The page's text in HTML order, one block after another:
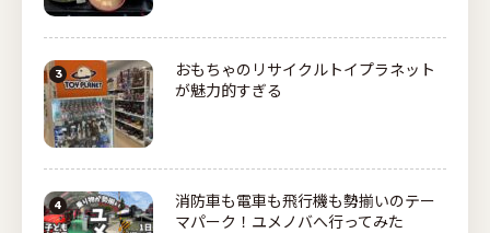
おもちゃのリサイクルトイプラネット
が魅力的すぎる
消防車も電車も飛行機も勢揃いのテー
マパーク！ユメノバへ行ってみた